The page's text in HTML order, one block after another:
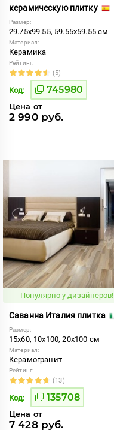
керамическую плитку
Размер:
29.75x99.55, 59.55x59.55 см
Материал:
Керамика
Рейтинг:
(5)
Код: 745980
Цена от
2 990 руб.
Популярно у дизайнеров!
Саванна Италия плитка
Размер:
15x60, 10x100, 20x100 см
Материал:
Керамогранит
Рейтинг:
(13)
Код: 135708
Цена от
7 428 руб.